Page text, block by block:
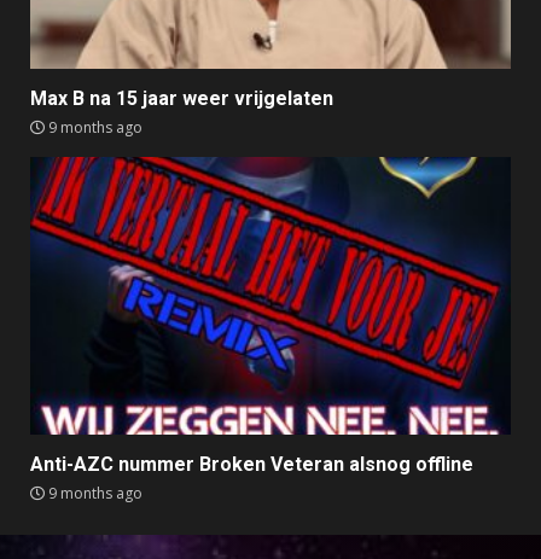
Max B na 15 jaar weer vrijgelaten
9 months ago
Anti-AZC nummer Broken Veteran alsnog offline
9 months ago